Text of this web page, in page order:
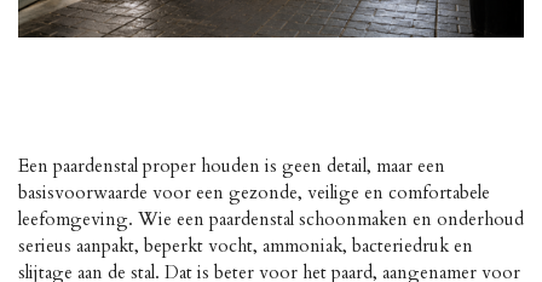
Een paardenstal proper houden is geen detail, maar een
basisvoorwaarde voor een gezonde, veilige en comfortabele
leefomgeving. Wie een paardenstal schoonmaken en onderhoud
serieus aanpakt, beperkt vocht, ammoniak, bacteriedruk en
slijtage aan de stal. Dat is beter voor het paard, aangenamer voor